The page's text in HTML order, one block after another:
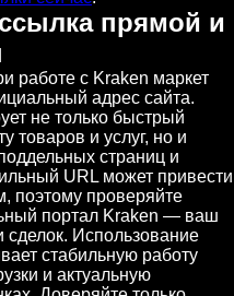
прямой и
работе с Kraken маркет
адрес сайта.
не только быстрый
товаров и услуг, но и
страниц и
URL может привести
поэтому проверяйте
портал Kraken — ваш
сделок. Использование
стабильную работу
и актуальную